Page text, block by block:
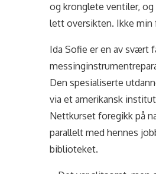
og kronglete ventiler,
lett oversikten. Ikke min
Ida Sofie er en av svært
Den spesialiserte
via et amerikansk
Nettkurset foregikk på
parallelt med hennes
biblioteket.